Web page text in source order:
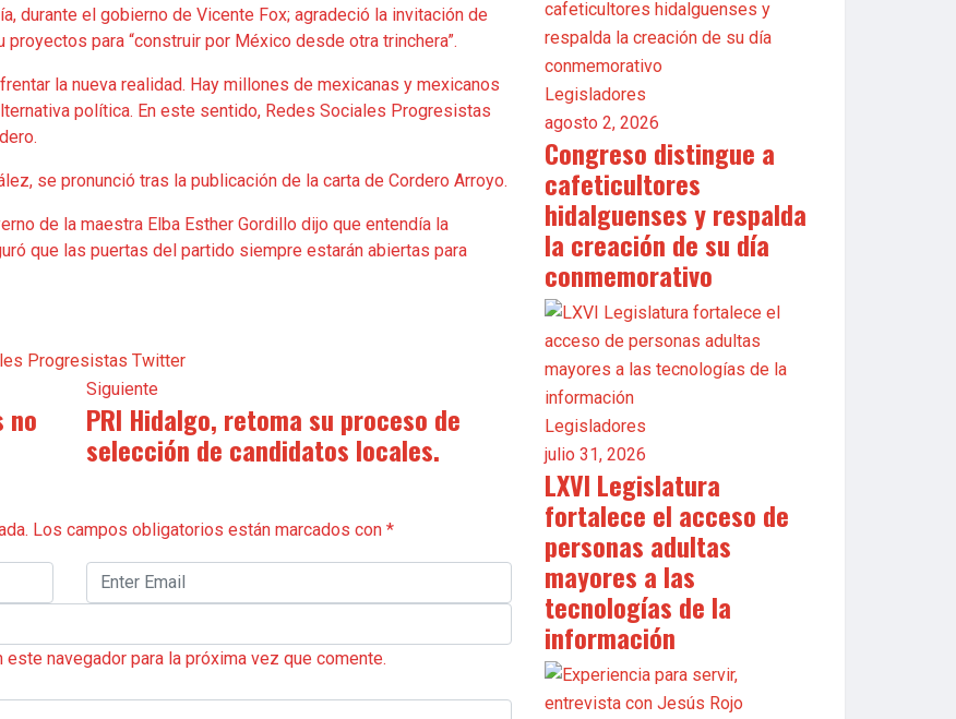
durante el gobierno de Vicente Fox; agradeció la invitación de
para “construir por México desde otra trinchera”.
la nueva realidad. Hay millones de mexicanas y mexicanos
política. En este sentido, Redes Sociales Progresistas
se pronunció tras la publicación de la carta de Cordero Arroyo.
de la maestra Elba Esther Gordillo dijo que entendía la
que las puertas del partido siempre estarán abiertas para
Progresistas Twitter
no
Siguiente
PRI Hidalgo, retoma su proceso de
selección de candidatos locales.
Los campos obligatorios están marcados con *
navegador para la próxima vez que comente.
Legisladores
agosto 2, 2026
Congreso distingue a
cafeticultores
hidalguenses y respalda
la creación de su día
conmemorativo
Legisladores
julio 31, 2026
LXVI Legislatura
fortalece el acceso de
personas adultas
mayores a las
tecnologías de la
información